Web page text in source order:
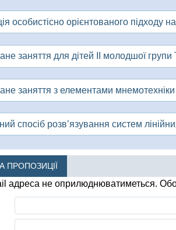
особистісно орієнтованого підходу
заняття для дітей ІІ молодшої
заняття з елементами
спосіб розв’язування систем
ПРОПОЗИЦІЇ
адреса не оприлюднюватиметься.